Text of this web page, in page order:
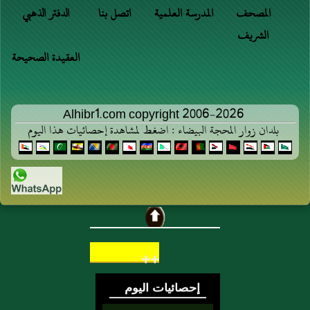
الدفتر الذهبي اتصل بنا المدرسة العلمية
المصحف
الشريف
العقيدة الصحيحة
Alhibr1.com copyright 2006-2026
بلدان زوار المحجة البيضاء : اضغط لمشاهدة إحصائيات هذا اليوم
++